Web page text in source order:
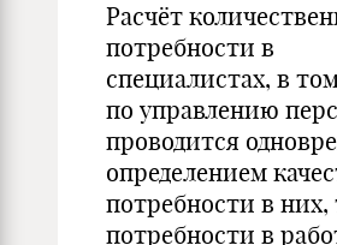
Расчёт
потребности в
специалистах, в
по управлению
проводится
определением
потребности в них,
потребности в